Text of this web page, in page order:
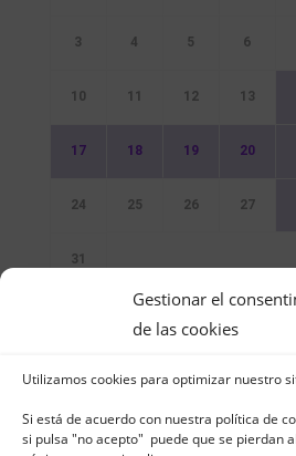
Gestionar el
de las cookies
Utilizamos cookies para optimizar nuestro
Si está de acuerdo con nuestra política de
si pulsa "no acepto" puede que se pierdan
3 4 5 6
10 11 12 13
17 18 19 20
24 25 26 27
31
Sin Eventos